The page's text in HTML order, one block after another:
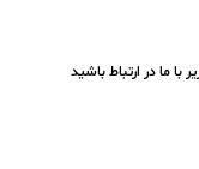
با ما در ارتباط باشید